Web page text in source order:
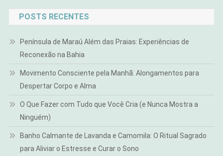
POSTS RECENTES
Península de Maraú Além das Praias: Experiências de
Reconexão na Bahia
Movimento Consciente pela Manhã: Alongamentos para
Despertar Corpo e Alma
O Que Fazer com Tudo que Você Cria (e Nunca Mostra a
Ninguém)
Banho Calmante de Lavanda e Camomila: O Ritual Sagrado
para Aliviar o Estresse e Curar o Sono